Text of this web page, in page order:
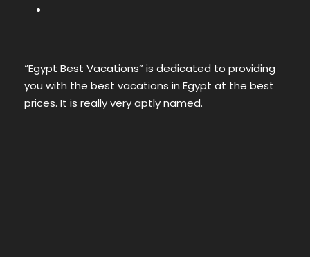
“Egypt Best Vacations” is dedicated to providing
you with the best vacations in Egypt at the best
prices. It is really very aptly named.